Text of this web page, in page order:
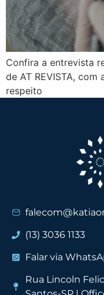
Confira a entrevista
de AT REVISTA,
respeito
(13) 3036 1133
Falar via
Rua Lincoln